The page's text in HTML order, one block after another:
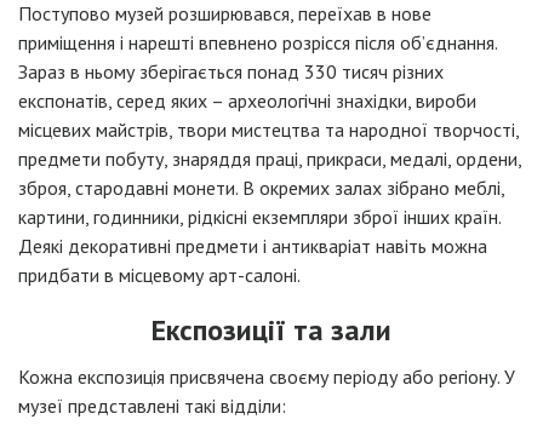
Поступово музей розширювався, переїхав в нове
приміщення і нарешті впевнено розрісся після об’єднання.
Зараз в ньому зберігається понад 330 тисяч різних
експонатів, серед яких – археологічні знахідки, вироби
місцевих майстрів, твори мистецтва та народної творчості,
предмети побуту, знаряддя праці, прикраси, медалі, ордени,
зброя, стародавні монети. В окремих залах зібрано меблі,
картини, годинники, рідкісні екземпляри зброї інших країн.
Деякі декоративні предмети і антикваріат навіть можна
придбати в місцевому арт-салоні.
Експозиції та зали
Кожна експозиція присвячена своєму періоду або регіону. У
музеї представлені такі відділи: